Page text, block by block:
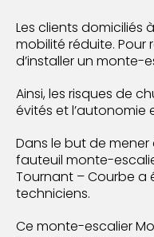
Les clients domiciliés
mobilité réduite. Pour
d’installer un monte-
Ainsi, les risques de
évités et l’autonomie
Dans le but de mener
fauteuil monte-
Tournant – Courbe a
techniciens.
Ce monte-escalier